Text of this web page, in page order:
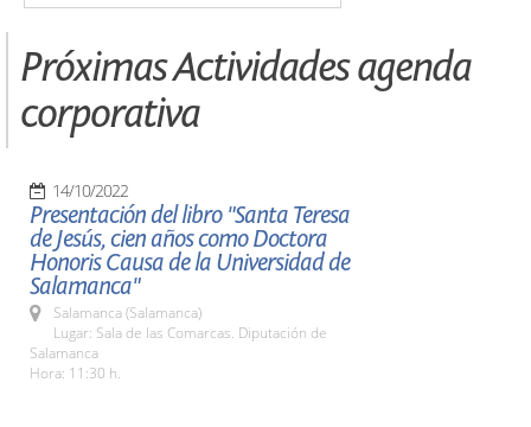
Próximas Actividades agenda
corporativa
14/10/2022
Presentación del libro "Santa Teresa
de Jesús, cien años como Doctora
Honoris Causa de la Universidad de
Salamanca"
Salamanca (Salamanca)
Lugar: Sala de las Comarcas. Diputación de
Salamanca
Hora: 11:30 h.